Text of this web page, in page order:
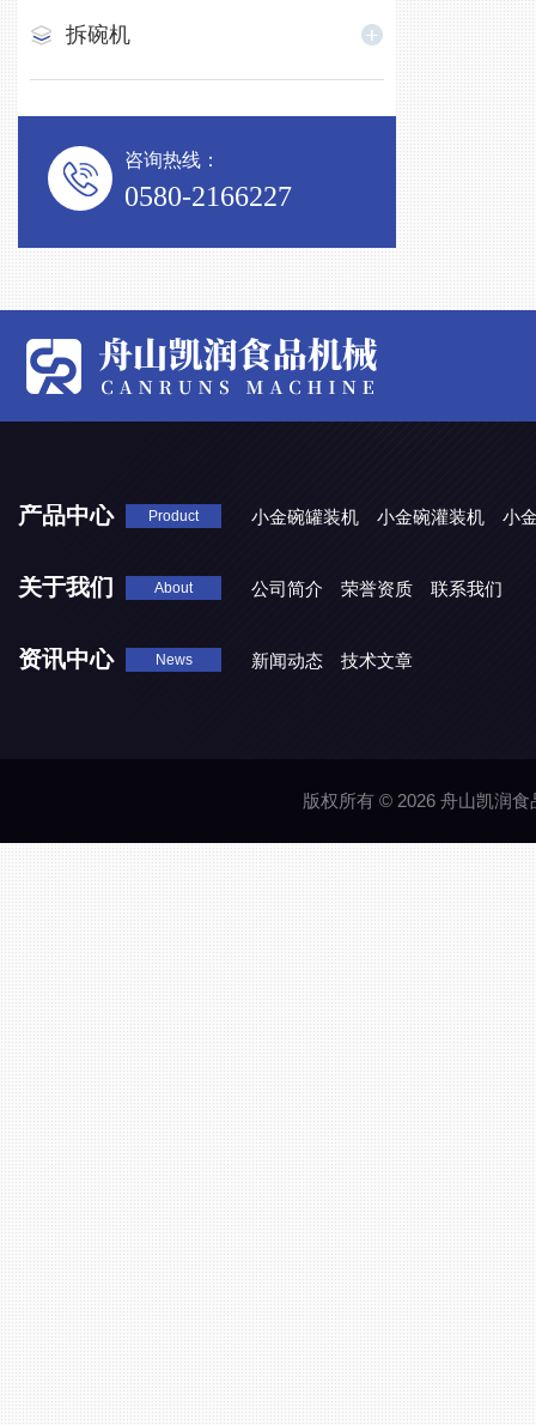
拆碗机
咨询热线：
0580-2166227
产品中心 Product 小金碗罐装机 小金碗灌装机 小
关于我们 About 公司简介 荣誉资质 联系我们
资讯中心 News 新闻动态 技术文章
版权所有 © 2026 舟山凯润